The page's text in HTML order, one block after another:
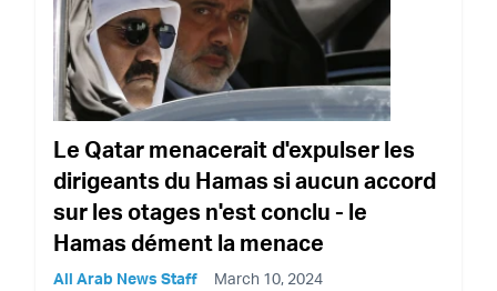
Le Qatar menacerait d'expulser les
dirigeants du Hamas si aucun accord
sur les otages n'est conclu - le
Hamas dément la menace
All Arab News Staff March 10, 2024